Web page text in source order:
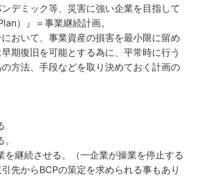
デミック等、災害に強い企業を目指して
）』＝事業継続計画。
おいて、事業資産の損害を最小限に留め
期復旧を可能とする為に、平常時に行う
方法、手段などを取り決めておく計画の
継続させる。（一企業が操業を停止する
先からBCPの策定を求められる事もあり